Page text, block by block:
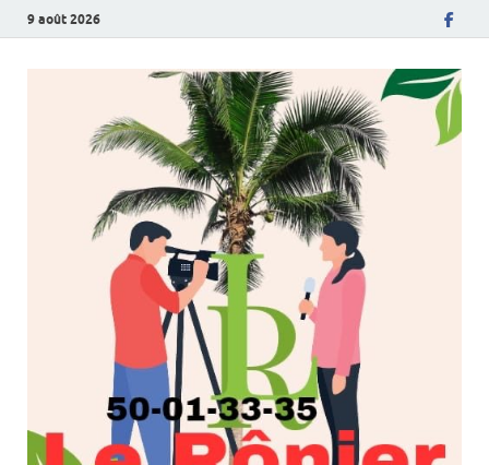
9 août 2026